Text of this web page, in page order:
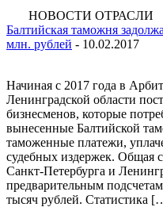
НОВОСТИ ОТРАСЛИ
Балтийская таможня
млн. рублей - 10.02.2017
Начиная с 2017 года в
Ленинградской области
бизнесменов, которые
вынесенные Балтийской
таможенные платежи,
судебных издержек. Общая
Санкт-Петербурга и
предварительным
тысяч рублей. Статистика